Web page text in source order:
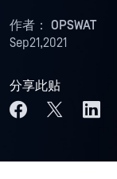
作者： OPSWAT
Sep21,2021
分享此贴